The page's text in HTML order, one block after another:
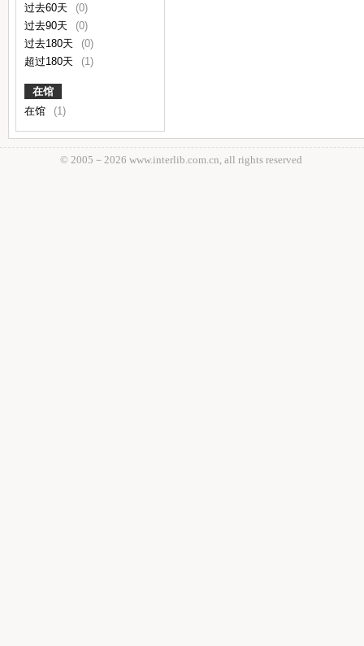
过去60天
(0)
过去90天
(0)
过去180天
(0)
超过180天
(1)
在馆
在馆
(1)
© 2005－ 2026 www.interlib.com.cn, all rights reserved